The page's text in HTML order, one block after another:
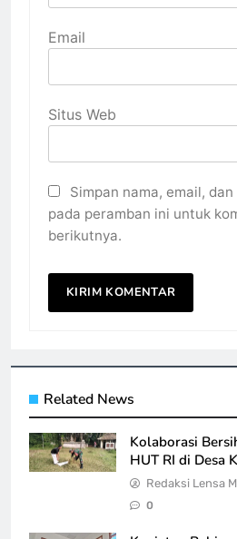
Email
Situs Web
Simpan nama, email,
pada peramban ini untuk
berikutnya.
Related News
Kolaborasi
HUT RI di Desa
Redaksi Lensa
0